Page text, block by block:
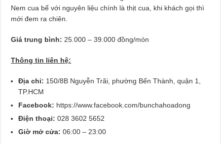
Nem cua bể với nguyên liệu chính là thịt cua, khi khách gọi thì
mới đem ra chiên.
Giá trung bình: 25.000 – 39.000 đồng/món
Thông tin liên hệ:
Địa chỉ: 150/8B Nguyễn Trãi, phường Bến Thành, quận 1,
TP.HCM
Facebook: https://www.facebook.com/bunchahoadong
Điện thoại:028 3602 5652
Giờ mở cửa:06:00 – 23:00